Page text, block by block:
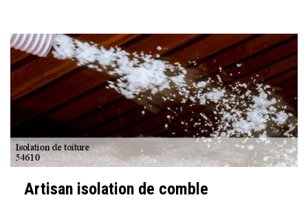
Artisan isolation de comble